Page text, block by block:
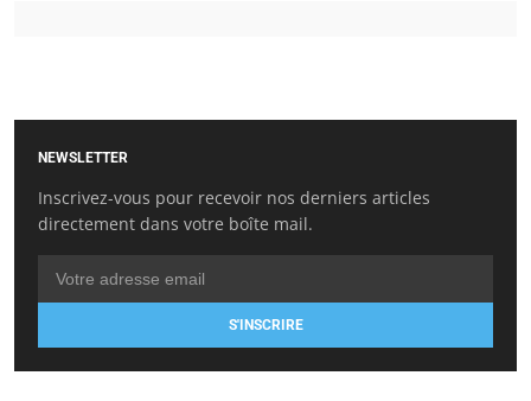
NEWSLETTER
Inscrivez-vous pour recevoir nos derniers articles
directement dans votre boîte mail.
S'INSCRIRE